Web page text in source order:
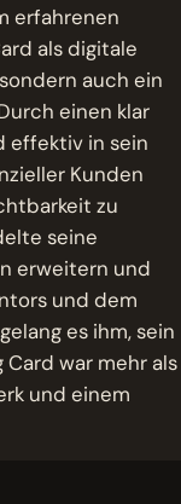
erfahrenen
als digitale
auch ein
einen klar
effektiv in sein
Kunden
zu
seine
erweitern und
und dem
es ihm, sein
war mehr als
und einem